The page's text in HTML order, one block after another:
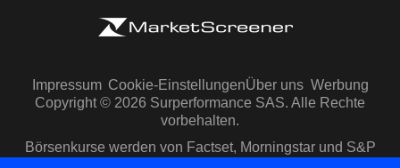
Impressum Cookie-EinstellungenÜber uns Werbung
Copyright © 2026 Surperformance SAS. Alle Rechte
vorbehalten.
Börsenkurse werden von Factset, Morningstar und S&P